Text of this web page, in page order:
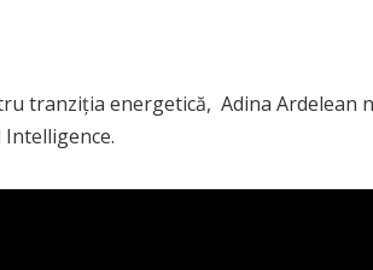
tranziția energetică, Adina Ardelean